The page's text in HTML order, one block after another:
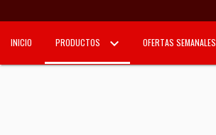
INICIO PRODUCTOS OFERTAS SEMANALES